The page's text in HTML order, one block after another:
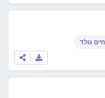
חיים גולד